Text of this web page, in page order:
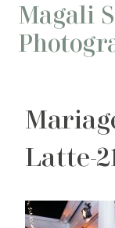
Aller
contenu
Magali
Latte-